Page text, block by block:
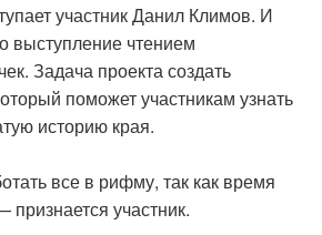
участник Данил Климов. И
выступление чтением
Задача проекта создать
поможет участникам узнать
историю края.
все в рифму, так как время
участник.